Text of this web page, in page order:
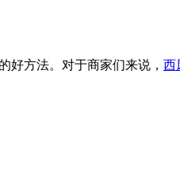
好方法。对于商家们来说， 西